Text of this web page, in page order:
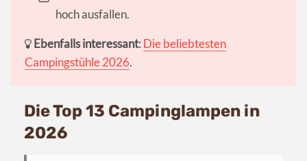
hoch ausfallen.
Ebenfalls interessant: Die beliebtesten
Campingstühle 2026.
Die Top 13 Campinglampen in
2026